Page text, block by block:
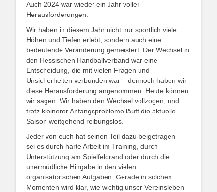
Auch 2024 war wieder ein Jahr voller
Herausforderungen.
Wir haben in diesem Jahr nicht nur sportlich viele
Höhen und Tiefen erlebt, sondern auch eine
bedeutende Veränderung gemeistert: Der Wechsel in
den Hessischen Handballverband war eine
Entscheidung, die mit vielen Fragen und
Unsicherheiten verbunden war – dennoch haben wir
diese Herausforderung angenommen. Heute können
wir sagen: Wir haben den Wechsel vollzogen, und
trotz kleinerer Anfangsprobleme läuft die aktuelle
Saison weitgehend reibungslos.
Jeder von euch hat seinen Teil dazu beigetragen –
sei es durch harte Arbeit im Training, durch
Unterstützung am Spielfeldrand oder durch die
unermüdliche Hingabe in den vielen
organisatorischen Aufgaben. Gerade in solchen
Momenten wird klar, wie wichtig unser Vereinsleben